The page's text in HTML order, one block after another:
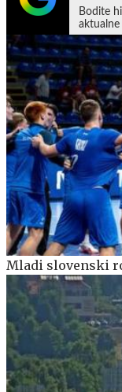
Bodite
aktualne
Mladi slovenski